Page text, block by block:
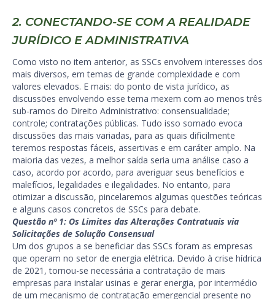
2. CONECTANDO-SE COM A REALIDADE
JURÍDICO E ADMINISTRATIVA
Como visto no item anterior, as SSCs envolvem interesses dos
mais diversos, em temas de grande complexidade e com
valores elevados. E mais: do ponto de vista jurídico, as
discussões envolvendo esse tema mexem com ao menos três
sub-ramos do Direito Administrativo: consensualidade;
controle; contratações públicas. Tudo isso somado evoca
discussões das mais variadas, para as quais dificilmente
teremos respostas fáceis, assertivas e em caráter amplo. Na
maioria das vezes, a melhor saída seria uma análise caso a
caso, acordo por acordo, para averiguar seus benefícios e
malefícios, legalidades e ilegalidades. No entanto, para
otimizar a discussão, pincelaremos algumas questões teóricas
e alguns casos concretos de SSCs para debate.
Questão nº 1: Os Limites das Alterações Contratuais via
Solicitações de Solução Consensual
Um dos grupos a se beneficiar das SSCs foram as empresas
que operam no setor de energia elétrica. Devido à crise hídrica
de 2021, tornou-se necessária a contratação de mais
empresas para instalar usinas e gerar energia, por intermédio
de um mecanismo de contratação emergencial presente no